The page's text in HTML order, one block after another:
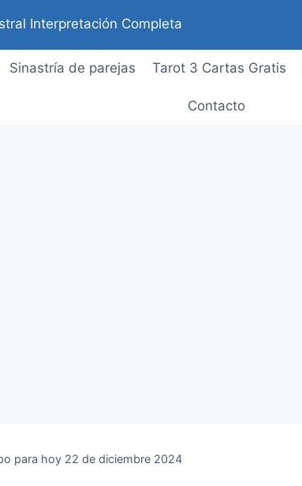
Interpretación Completa
Sinastría de parejas Tarot 3 Cartas Gratis
Contacto
para hoy 22 de diciembre 2024